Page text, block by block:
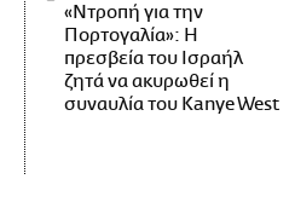
«Ντροπή για την
Πορτογαλία»: Η
πρεσβεία του Ισραήλ
ζητά να ακυρωθεί η
συναυλία του Kanye West